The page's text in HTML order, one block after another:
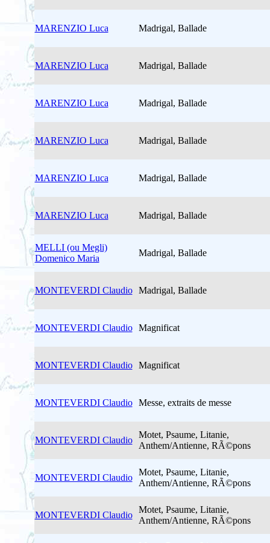
MARENZIO Luca Madrigal, Ballade
MARENZIO Luca Madrigal, Ballade
MARENZIO Luca Madrigal, Ballade
MARENZIO Luca Madrigal, Ballade
MARENZIO Luca Madrigal, Ballade
MARENZIO Luca Madrigal, Ballade
MELLI (ou Megli)
Domenico Maria
Madrigal, Ballade
MONTEVERDI Claudio Madrigal, Ballade
MONTEVERDI Claudio Magnificat
MONTEVERDI Claudio Magnificat
MONTEVERDI Claudio Messe, extraits de messe
MONTEVERDI Claudio
Motet, Psaume, Litanie,
Anthem/Antienne, RÃ©pons
MONTEVERDI Claudio
Motet, Psaume, Litanie,
Anthem/Antienne, RÃ©pons
MONTEVERDI Claudio
Motet, Psaume, Litanie,
Anthem/Antienne, RÃ©pons